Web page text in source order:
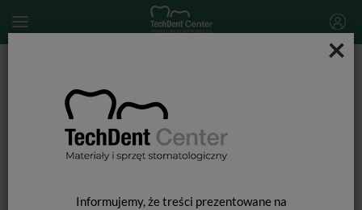
×
Informujemy, że treści prezentowane na
Formówka Białostocka 1-3 / 160szt.